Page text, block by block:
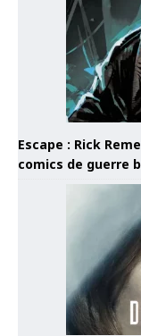
Escape : Rick
comics de guerre